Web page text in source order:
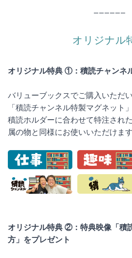
——————
オリジナル
オリジナル特典 ①：積読チャンネ
バリューブックスでご購入いただ
「積読チャンネル特製マグネット
積読ホルダーに合わせて特注され
属の物と同様にお使いいただけます
オリジナル特典 ②：特典映像「積
方」をプレゼント